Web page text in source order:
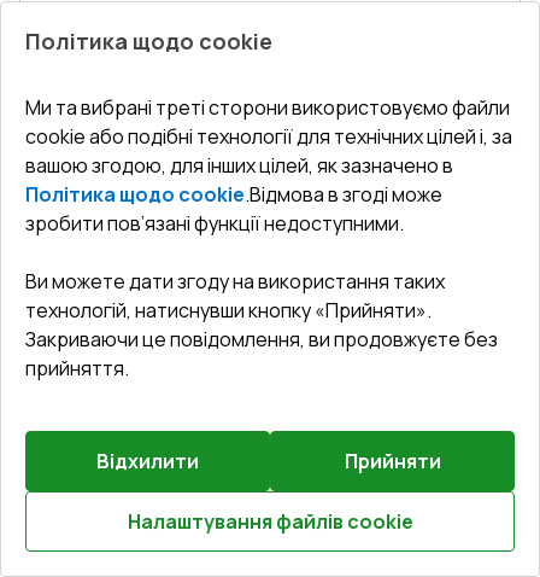
Розрахуй онлайн
HST Білий (RAL 9016) з двох сторін
Профільна система: 5камерна
Глибина профілю: 203 мм
Ущільнення: 2
Склопакет: 4 - 16 - 4 - 16 - 4
₴246,861.17
₴172,802.82
Комплектація
Ручка на 2 сторони з циліндром біла (GU; HST)
Політика щодо cookie
Ми та вибрані треті сторони використовуємо файли
cookie або подібні технології для технічних цілей і, за
вашою згодою, для інших цілей, як зазначено в
Політика щодо cookie.Відмова в згоді може
зробити пов’язані функції недоступними.
Ви можете дати згоду на використання таких
технологій, натиснувши кнопку «Прийняти».
Закриваючи це повідомлення, ви продовжуєте без
прийняття.
Відхилити Прийняти
Налаштування файлів cookie